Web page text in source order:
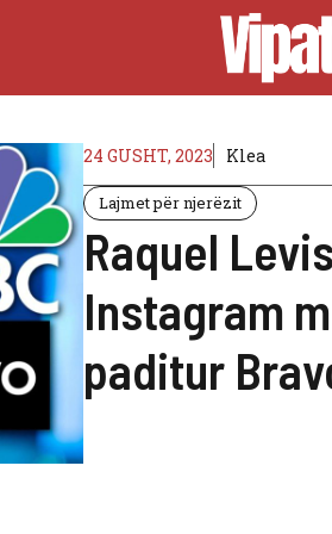
24 GUSHT, 2023 Klea
Lajmet për njerëzit
Raquel
Instagram
paditur